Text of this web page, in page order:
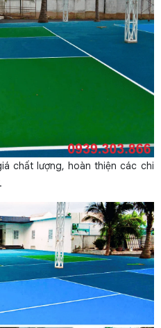
chất lượng, hoàn thiện các chi